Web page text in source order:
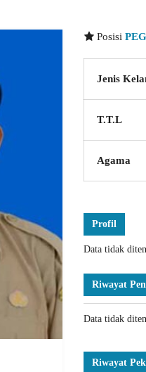
Posisi
Jenis
T.T.L
Agama
Profil
Data tidak
Riwayat
Data tidak
Riwayat